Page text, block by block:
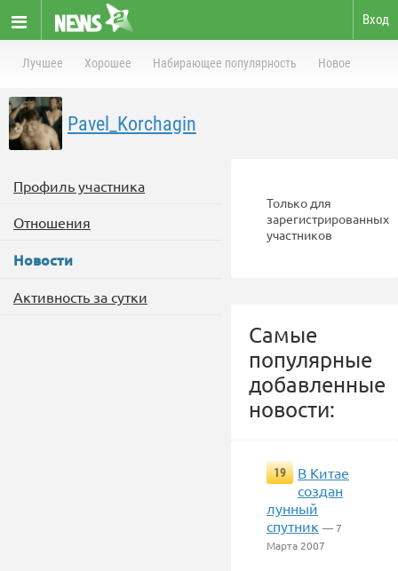
Вход
Лучшее Хорошее Набирающее популярность Новое
Pavel_Korchagin
Профиль участника
Отношения
Новости
Активность за сутки
Только для
зарегистрированных
участников
Самые
популярные
добавленные
новости:
19
В Китае
создан
лунный
спутник — 7
Марта 2007